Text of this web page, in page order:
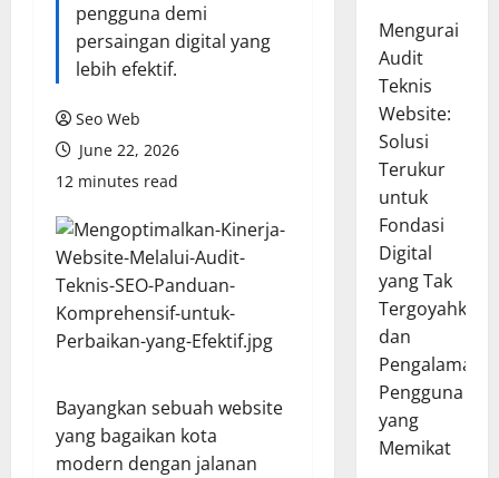
pengguna demi
persaingan digital yang
lebih efektif.
Seo Web
June 22, 2026
12 minutes read
Bayangkan sebuah website
yang bagaikan kota
modern dengan jalanan
Mengurai
Audit
Teknis
Website:
Solusi
Terukur
untuk
Fondasi
Digital
yang Tak
Tergoyahkan
dan
Pengalaman
Pengguna
yang
Memikat